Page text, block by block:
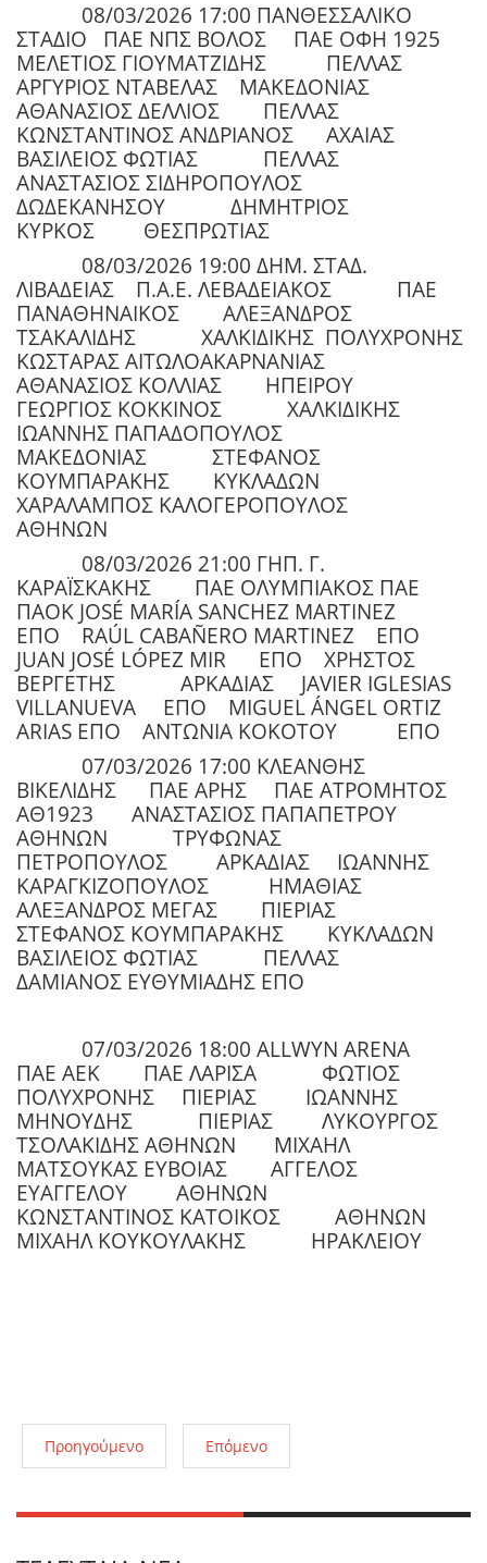
08/03/2026 17:00 ΠΑΝΘΕΣΣΑΛΙΚΟ
ΣΤΑΔΙΟ ΠΑΕ ΝΠΣ ΒΟΛΟΣ ΠΑΕ ΟΦΗ 1925
ΜΕΛΕΤΙΟΣ ΓΙΟΥΜΑΤΖΙΔΗΣ ΠΕΛΛΑΣ
ΑΡΓΥΡΙΟΣ ΝΤΑΒΕΛΑΣ ΜΑΚΕΔΟΝΙΑΣ
ΑΘΑΝΑΣΙΟΣ ΔΕΛΛΙΟΣ ΠΕΛΛΑΣ
ΚΩΝΣΤΑΝΤΙΝΟΣ ΑΝΔΡΙΑΝΟΣ ΑΧΑΙΑΣ
ΒΑΣΙΛΕΙΟΣ ΦΩΤΙΑΣ ΠΕΛΛΑΣ
ΑΝΑΣΤΑΣΙΟΣ ΣΙΔΗΡΟΠΟΥΛΟΣ
ΔΩΔΕΚΑΝΗΣΟΥ ΔΗΜΗΤΡΙΟΣ
ΚΥΡΚΟΣ ΘΕΣΠΡΩΤΙΑΣ
08/03/2026 19:00 ΔΗΜ. ΣΤΑΔ.
ΛΙΒΑΔΕΙΑΣ Π.Α.Ε. ΛΕΒΑΔΕΙΑΚΟΣ ΠΑΕ
ΠΑΝΑΘΗΝΑΙΚΟΣ ΑΛΕΞΑΝΔΡΟΣ
ΤΣΑΚΑΛΙΔΗΣ ΧΑΛΚΙΔΙΚΗΣ ΠΟΛΥΧΡΟΝΗΣ
ΚΩΣΤΑΡΑΣ ΑΙΤΩΛΟΑΚΑΡΝΑΝΙΑΣ
ΑΘΑΝΑΣΙΟΣ ΚΟΛΛΙΑΣ ΗΠΕΙΡΟΥ
ΓΕΩΡΓΙΟΣ ΚΟΚΚΙΝΟΣ ΧΑΛΚΙΔΙΚΗΣ
ΙΩΑΝΝΗΣ ΠΑΠΑΔΟΠΟΥΛΟΣ
ΜΑΚΕΔΟΝΙΑΣ ΣΤΕΦΑΝΟΣ
ΚΟΥΜΠΑΡΑΚΗΣ ΚΥΚΛΑΔΩΝ
ΧΑΡΑΛΑΜΠΟΣ ΚΑΛΟΓΕΡΟΠΟΥΛΟΣ
ΑΘΗΝΩΝ
08/03/2026 21:00 ΓΗΠ. Γ.
ΚΑΡΑΪΣΚΑΚΗΣ ΠΑΕ ΟΛΥΜΠΙΑΚΟΣ ΠΑΕ
ΠΑΟΚ JOSÉ MARÍA SANCHEZ MARTINEZ
ΕΠΟ RAÚL CABAÑERO MARTINEZ ΕΠΟ
JUAN JOSÉ LÓPEZ MIR ΕΠΟ ΧΡΗΣΤΟΣ
ΒΕΡΓΕΤΗΣ ΑΡΚΑΔΙΑΣ JAVIER IGLESIAS
VILLANUEVA ΕΠΟ MIGUEL ÁNGEL ORTIZ
ARIAS ΕΠΟ ΑΝΤΩΝΙΑ ΚΟΚΟΤΟΥ ΕΠΟ
07/03/2026 17:00 ΚΛΕΑΝΘΗΣ
ΒΙΚΕΛΙΔΗΣ ΠΑΕ ΑΡΗΣ ΠΑΕ ΑΤΡΟΜΗΤΟΣ
ΑΘ1923 ΑΝΑΣΤΑΣΙΟΣ ΠΑΠΑΠΕΤΡΟΥ
ΑΘΗΝΩΝ ΤΡΥΦΩΝΑΣ
ΠΕΤΡΟΠΟΥΛΟΣ ΑΡΚΑΔΙΑΣ ΙΩΑΝΝΗΣ
ΚΑΡΑΓΚΙΖΟΠΟΥΛΟΣ ΗΜΑΘΙΑΣ
ΑΛΕΞΑΝΔΡΟΣ ΜΕΓΑΣ ΠΙΕΡΙΑΣ
ΣΤΕΦΑΝΟΣ ΚΟΥΜΠΑΡΑΚΗΣ ΚΥΚΛΑΔΩΝ
ΒΑΣΙΛΕΙΟΣ ΦΩΤΙΑΣ ΠΕΛΛΑΣ
ΔΑΜΙΑΝΟΣ ΕΥΘΥΜΙΑΔΗΣ ΕΠΟ
07/03/2026 18:00 ALLWYN ARENA
ΠΑΕ ΑΕΚ ΠΑΕ ΛΑΡΙΣΑ ΦΩΤΙΟΣ
ΠΟΛΥΧΡΟΝΗΣ ΠΙΕΡΙΑΣ ΙΩΑΝΝΗΣ
ΜΗΝΟΥΔΗΣ ΠΙΕΡΙΑΣ ΛΥΚΟΥΡΓΟΣ
ΤΣΟΛΑΚΙΔΗΣ ΑΘΗΝΩΝ ΜΙΧΑΗΛ
ΜΑΤΣΟΥΚΑΣ ΕΥΒΟΙΑΣ ΑΓΓΕΛΟΣ
ΕΥΑΓΓΕΛΟΥ ΑΘΗΝΩΝ
ΚΩΝΣΤΑΝΤΙΝΟΣ ΚΑΤΟΙΚΟΣ ΑΘΗΝΩΝ
ΜΙΧΑΗΛ ΚΟΥΚΟΥΛΑΚΗΣ ΗΡΑΚΛΕΙΟΥ
Προηγούμενο Επόμενο